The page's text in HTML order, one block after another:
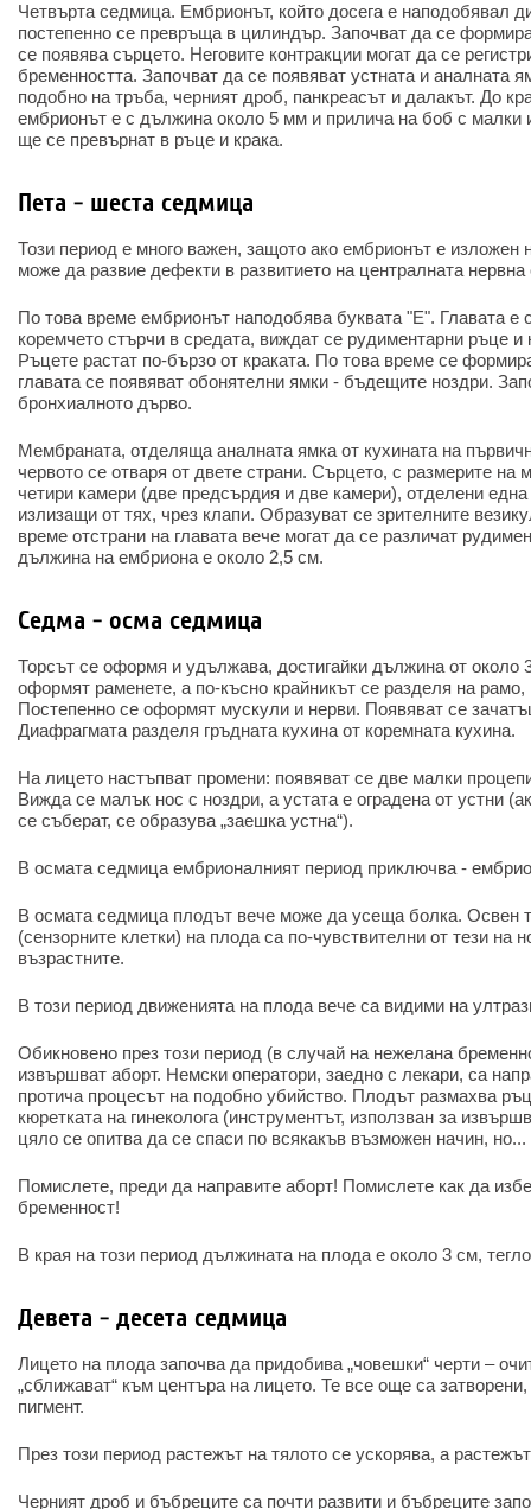
Четвърта седмица. Ембрионът, който досега е наподобявал
постепенно се превръща в цилиндър. Започват да се
се появява сърцето. Неговите контракции могат да се
бременността. Започват да се появяват устната и аналната
подобно на тръба, черният дроб, панкреасът и далакът. До
ембрионът е с дължина около 5 мм и прилича на боб с малки
ще се превърнат в ръце и крака.
Пета - шеста седмица
Този период е много важен, защото ако ембрионът е изложен
може да развие дефекти в развитието на централната нервна
По това време ембрионът наподобява буквата "Е". Главата е
коремчето стърчи в средата, виждат се рудиментарни ръце и
Ръцете растат по-бързо от краката. По това време се
главата се появяват обонятелни ямки - бъдещите ноздри.
бронхиалното дърво.
Мембраната, отделяща аналната ямка от кухината на
червото се отваря от двете страни. Сърцето, с размерите на
четири камери (две предсърдия и две камери), отделени една
излизащи от тях, чрез клапи. Образуват се зрителните
време отстрани на главата вече могат да се различат
дължина на ембриона е около 2,5 см.
Седма - осма седмица
Торсът се оформя и удължава, достигайки дължина от около
оформят раменете, а по-късно крайникът се разделя на
Постепенно се оформят мускули и нерви. Появяват се
Диафрагмата разделя гръдната кухина от коремната кухина.
На лицето настъпват промени: появяват се две малки
Вижда се малък нос с ноздри, а устата е оградена от устни
се съберат, се образува „заешка устна“).
В осмата седмица ембрионалният период приключва -
В осмата седмица плодът вече може да усеща болка. Освен
(сензорните клетки) на плода са по-чувствителни от тези на
възрастните.
В този период движенията на плода вече са видими на
Обикновено през този период (в случай на нежелана
извършват аборт. Немски оператори, заедно с лекари, са
протича процесът на подобно убийство. Плодът размахва
кюретката на гинеколога (инструментът, използван за
цяло се опитва да се спаси по всякакъв възможен начин, но...
Помислете, преди да направите аборт! Помислете как да
бременност!
В края на този период дължината на плода е около 3 см,
Девета - десета седмица
Лицето на плода започва да придобива „човешки“ черти –
„сближават“ към центъра на лицето. Те все още са
пигмент.
През този период растежът на тялото се ускорява, а
Черният дроб и бъбреците са почти развити и бъбреците